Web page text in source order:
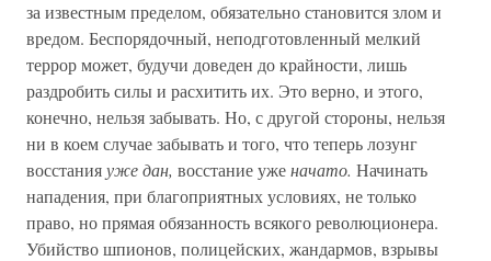
за известным пределом, обязательно становится злом и
вредом. Беспорядочный, неподготовленный мелкий
террор может, будучи доведен до крайности, лишь
раздробить силы и расхитить их. Это верно, и этого,
конечно, нельзя забывать. Но, с другой стороны, нельзя
ни в коем случае забывать и того, что теперь лозунг
восстанияуже дан, восстание уженачато. Начинать
нападения, при благоприятных условиях, не только
право, но прямая обязанность всякого революционера.
Убийство шпионов, полицейских, жандармов, взрывы